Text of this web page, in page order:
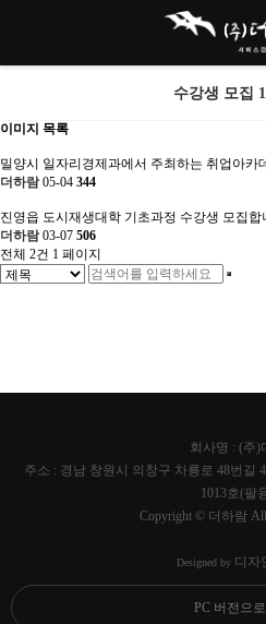
수강생 모집
이미지 목록
밀양시 일자리경제과에서 주최하는 취업아
더하람 05-04 344
진영읍 도시재생대학 기초과정 수강생 모집
더하람 03-07 506
전체 2건 1 페이지
회사명 : (주)
주소 : 경남 창원시 의창구 차룡로 48번길
1013호(팔
Copyright © 더하람 All
Designed by디자
PC 버전으로